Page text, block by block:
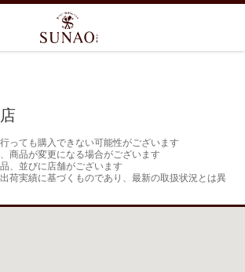
っても購入できない可能性がございます
商品が変更になる場合がございます
、並びに店舗がございます
荷実績に基づくものであり、最新の取扱状況とは異